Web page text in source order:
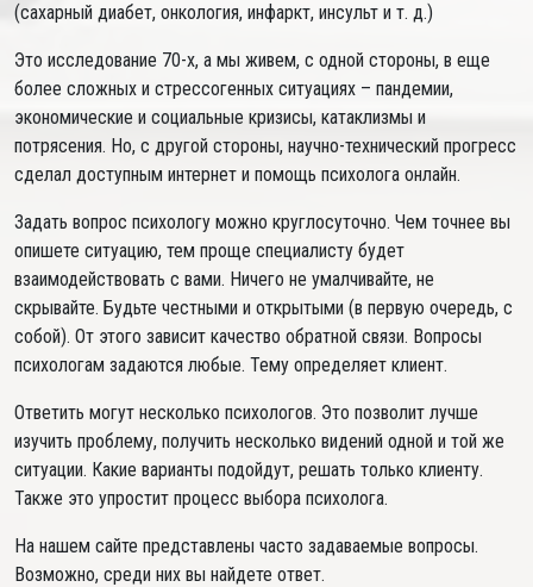
(сахарный диабет, онкология, инфаркт, инсульт и т. д.)
Это исследование 70-х, а мы живем, с одной стороны, в еще
более сложных и стрессогенных ситуациях – пандемии,
экономические и социальные кризисы, катаклизмы и
потрясения. Но, с другой стороны, научно-технический прогресс
сделал доступным интернет и помощь психолога онлайн.
Задать вопрос психологу можно круглосуточно. Чем точнее вы
опишете ситуацию, тем проще специалисту будет
взаимодействовать с вами. Ничего не умалчивайте, не
скрывайте. Будьте честными и открытыми (в первую очередь, с
собой). От этого зависит качество обратной связи. Вопросы
психологам задаются любые. Тему определяет клиент.
Ответить могут несколько психологов. Это позволит лучше
изучить проблему, получить несколько видений одной и той же
ситуации. Какие варианты подойдут, решать только клиенту.
Также это упростит процесс выбора психолога.
На нашем сайте представлены часто задаваемые вопросы.
Возможно, среди них вы найдете ответ.